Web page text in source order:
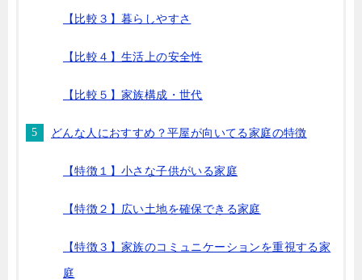
【比較３】暮らしやすさ
【比較４】生活上の安全性
【比較５】家族構成・世代
どんな人におすすめ？平屋が向いてる家庭の特徴
【特徴１】小さな子供がいる家庭
【特徴２】広い土地を確保できる家庭
【特徴３】家族のコミュニケーションを重視する家
庭